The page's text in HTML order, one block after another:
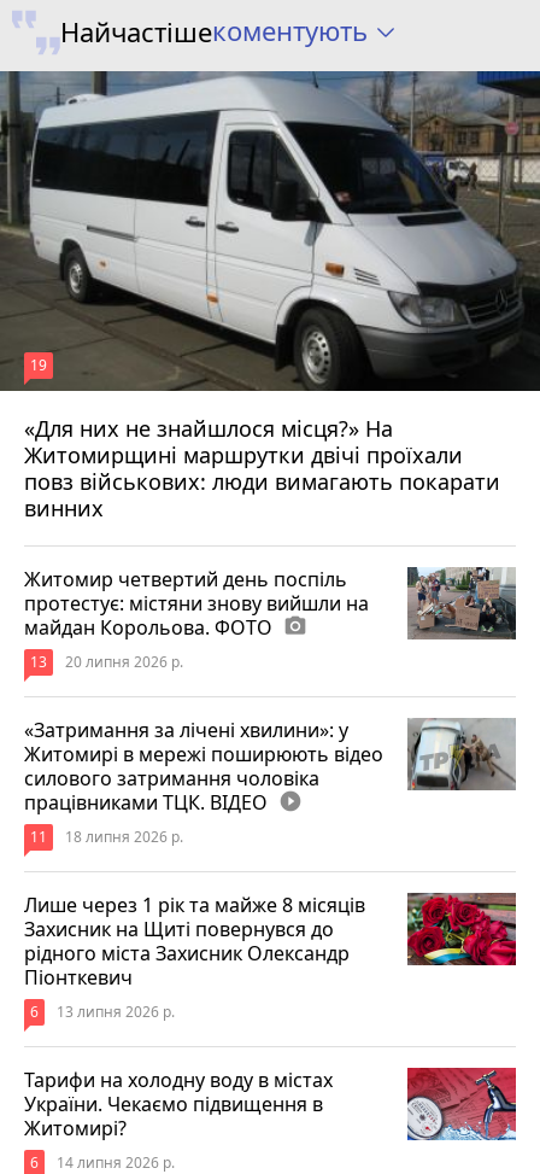
Найчастішекоментують
«Для них не знайшлося місця?» На
Житомирщині маршрутки двічі проїхали
повз військових: люди вимагають покарати
винних
19
17 липня 2026 р.
Житомир четвертий день поспіль
протестує: містяни знову вийшли на
майдан Корольова. ФОТО photo_camera
13 20 липня 2026 р.
«Затримання за лічені хвилини»: у
Житомирі в мережі поширюють відео
силового затримання чоловіка
працівниками ТЦК. ВІДЕО play_circle_filled
11 18 липня 2026 р.
Лише через 1 рік та майже 8 місяців
Захисник на Щиті повернувся до
рідного міста Захисник Олександр
Піонткевич
6 13 липня 2026 р.
Тарифи на холодну воду в містах
України. Чекаємо підвищення в
Житомирі?
6 14 липня 2026 р.